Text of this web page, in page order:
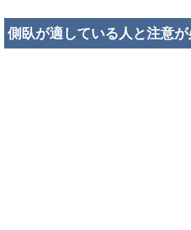
側臥が適している人と注意が